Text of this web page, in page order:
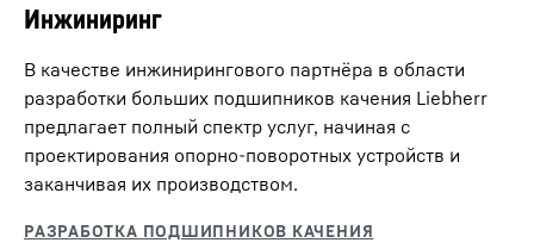
Инжиниринг
В качестве инжинирингового партнёра в области
разработки больших подшипников качения Liebherr
предлагает полный спектр услуг, начиная с
проектирования опорно-поворотных устройств и
заканчивая их производством.